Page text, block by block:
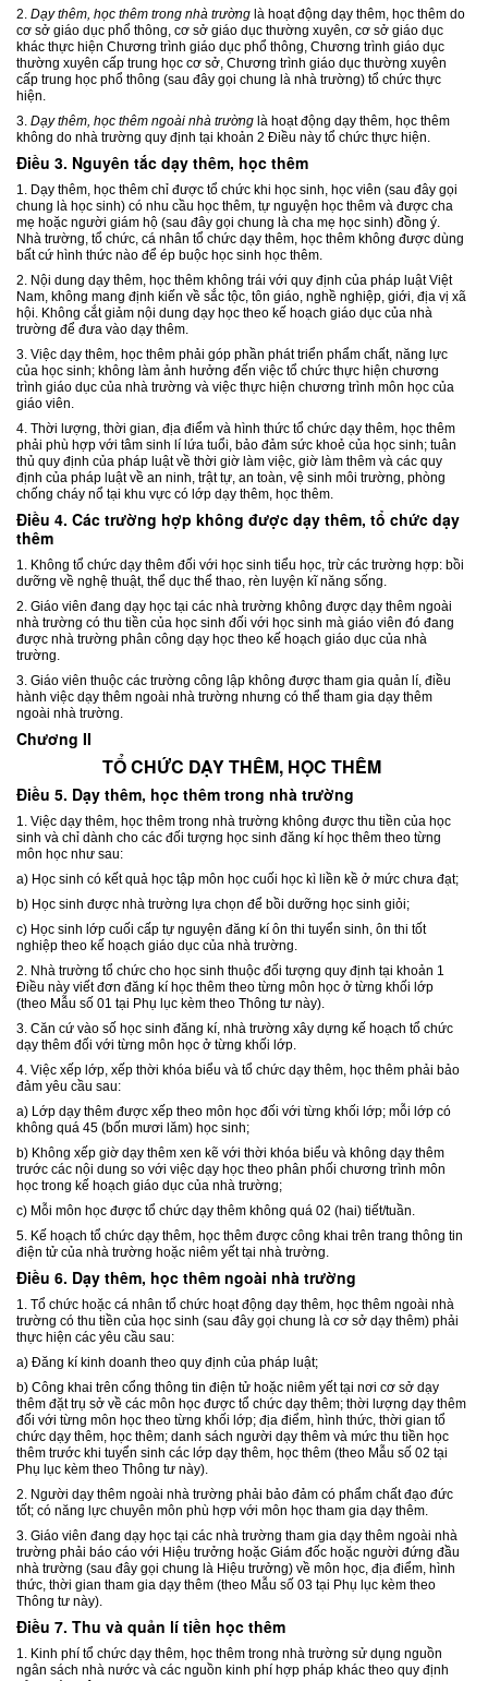
2. Dạy thêm, học thêm trong nhà trường là hoạt động dạy thêm, học thêm do
cơ sở giáo dục phổ thông, cơ sở giáo dục thường xuyên, cơ sở giáo dục
khác thực hiện Chương trình giáo dục phổ thông, Chương trình giáo dục
thường xuyên cấp trung học cơ sở, Chương trình giáo dục thường xuyên
cấp trung học phổ thông (sau đây gọi chung là nhà trường) tổ chức thực
hiện.
3. Dạy thêm, học thêm ngoài nhà trường là hoạt động dạy thêm, học thêm
không do nhà trường quy định tại khoản 2 Điều này tổ chức thực hiện.
Điều 3. Nguyên tắc dạy thêm, học thêm
1. Dạy thêm, học thêm chỉ được tổ chức khi học sinh, học viên (sau đây gọi
chung là học sinh) có nhu cầu học thêm, tự nguyện học thêm và được cha
mẹ hoặc người giám hộ (sau đây gọi chung là cha mẹ học sinh) đồng ý.
Nhà trường, tổ chức, cá nhân tổ chức dạy thêm, học thêm không được dùng
bất cứ hình thức nào để ép buộc học sinh học thêm.
2. Nội dung dạy thêm, học thêm không trái với quy định của pháp luật Việt
Nam, không mang định kiến về sắc tộc, tôn giáo, nghề nghiệp, giới, địa vị xã
hội. Không cắt giảm nội dung dạy học theo kế hoạch giáo dục của nhà
trường để đưa vào dạy thêm.
3. Việc dạy thêm, học thêm phải góp phần phát triển phẩm chất, năng lực
của học sinh; không làm ảnh hưởng đến việc tổ chức thực hiện chương
trình giáo dục của nhà trường và việc thực hiện chương trình môn học của
giáo viên.
4. Thời lượng, thời gian, địa điểm và hình thức tổ chức dạy thêm, học thêm
phải phù hợp với tâm sinh lí lứa tuổi, bảo đảm sức khoẻ của học sinh; tuân
thủ quy định của pháp luật về thời giờ làm việc, giờ làm thêm và các quy
định của pháp luật về an ninh, trật tự, an toàn, vệ sinh môi trường, phòng
chống cháy nổ tại khu vực có lớp dạy thêm, học thêm.
Điều 4. Các trường hợp không được dạy thêm, tổ chức dạy
thêm
1. Không tổ chức dạy thêm đối với học sinh tiểu học, trừ các trường hợp: bồi
dưỡng về nghệ thuật, thể dục thể thao, rèn luyện kĩ năng sống.
2. Giáo viên đang dạy học tại các nhà trường không được dạy thêm ngoài
nhà trường có thu tiền của học sinh đối với học sinh mà giáo viên đó đang
được nhà trường phân công dạy học theo kế hoạch giáo dục của nhà
trường.
3. Giáo viên thuộc các trường công lập không được tham gia quản lí, điều
hành việc dạy thêm ngoài nhà trường nhưng có thể tham gia dạy thêm
ngoài nhà trường.
Chương II
TỔ CHỨC DẠY THÊM, HỌC THÊM
Điều 5. Dạy thêm, học thêm trong nhà trường
1. Việc dạy thêm, học thêm trong nhà trường không được thu tiền của học
sinh và chỉ dành cho các đối tượng học sinh đăng kí học thêm theo từng
môn học như sau:
a) Học sinh có kết quả học tập môn học cuối học kì liền kề ở mức chưa đạt;
b) Học sinh được nhà trường lựa chọn để bồi dưỡng học sinh giỏi;
c) Học sinh lớp cuối cấp tự nguyện đăng kí ôn thi tuyển sinh, ôn thi tốt
nghiệp theo kế hoạch giáo dục của nhà trường.
2. Nhà trường tổ chức cho học sinh thuộc đối tượng quy định tại khoản 1
Điều này viết đơn đăng kí học thêm theo từng môn học ở từng khối lớp
(theo Mẫu số 01 tại Phụ lục kèm theo Thông tư này).
3. Căn cứ vào số học sinh đăng kí, nhà trường xây dựng kế hoạch tổ chức
dạy thêm đối với từng môn học ở từng khối lớp.
4. Việc xếp lớp, xếp thời khóa biểu và tổ chức dạy thêm, học thêm phải bảo
đảm yêu cầu sau:
a) Lớp dạy thêm được xếp theo môn học đối với từng khối lớp; mỗi lớp có
không quá 45 (bốn mươi lăm) học sinh;
b) Không xếp giờ dạy thêm xen kẽ với thời khóa biểu và không dạy thêm
trước các nội dung so với việc dạy học theo phân phối chương trình môn
học trong kế hoạch giáo dục của nhà trường;
c) Mỗi môn học được tổ chức dạy thêm không quá 02 (hai) tiết/tuần.
5. Kế hoạch tổ chức dạy thêm, học thêm được công khai trên trang thông tin
điện tử của nhà trường hoặc niêm yết tại nhà trường.
Điều 6. Dạy thêm, học thêm ngoài nhà trường
1. Tổ chức hoặc cá nhân tổ chức hoạt động dạy thêm, học thêm ngoài nhà
trường có thu tiền của học sinh (sau đây gọi chung là cơ sở dạy thêm) phải
thực hiện các yêu cầu sau:
a) Đăng kí kinh doanh theo quy định của pháp luật;
b) Công khai trên cổng thông tin điện tử hoặc niêm yết tại nơi cơ sở dạy
thêm đặt trụ sở về các môn học được tổ chức dạy thêm; thời lượng dạy thêm
đối với từng môn học theo từng khối lớp; địa điểm, hình thức, thời gian tổ
chức dạy thêm, học thêm; danh sách người dạy thêm và mức thu tiền học
thêm trước khi tuyển sinh các lớp dạy thêm, học thêm (theo Mẫu số 02 tại
Phụ lục kèm theo Thông tư này).
2. Người dạy thêm ngoài nhà trường phải bảo đảm có phẩm chất đạo đức
tốt; có năng lực chuyên môn phù hợp với môn học tham gia dạy thêm.
3. Giáo viên đang dạy học tại các nhà trường tham gia dạy thêm ngoài nhà
trường phải báo cáo với Hiệu trưởng hoặc Giám đốc hoặc người đứng đầu
nhà trường (sau đây gọi chung là Hiệu trưởng) về môn học, địa điểm, hình
thức, thời gian tham gia dạy thêm (theo Mẫu số 03 tại Phụ lục kèm theo
Thông tư này).
Điều 7. Thu và quản lí tiền học thêm
1. Kinh phí tổ chức dạy thêm, học thêm trong nhà trường sử dụng nguồn
ngân sách nhà nước và các nguồn kinh phí hợp pháp khác theo quy định